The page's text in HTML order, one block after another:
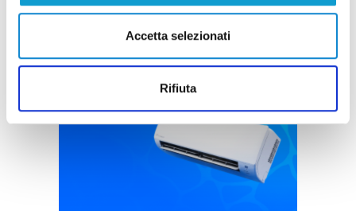
Accetta selezionati
Rifiuta
Pubblicità